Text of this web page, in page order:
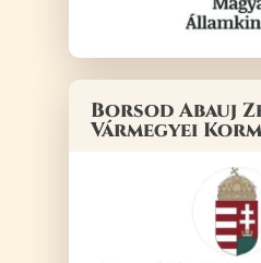
Borsod Abauj
Vármegyei